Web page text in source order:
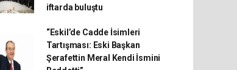
iftarda buluştu
“Eskil’de Cadde İsimleri
Tartışması: Eski Başkan
Şerafettin Meral Kendi İsmini